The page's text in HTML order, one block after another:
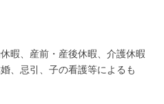
暇、産前・産後休暇、介護休暇
、忌引、子の看護等によるも